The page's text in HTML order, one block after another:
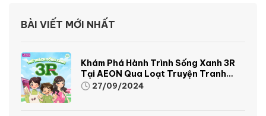
BÀI VIẾT MỚI NHẤT
Khám Phá Hành Trình Sống Xanh 3R
Tại AEON Qua Loạt Truyện Tranh
Sinh Động Và Thú Vị
27/09/2024